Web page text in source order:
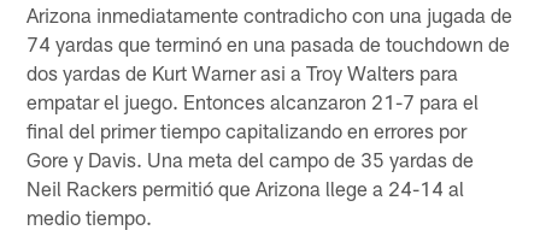
Arizona inmediatamente contradicho con una jugada de
74 yardas que terminó en una pasada de touchdown de
dos yardas de Kurt Warner asi a Troy Walters para
empatar el juego. Entonces alcanzaron 21-7 para el
final del primer tiempo capitalizando en errores por
Gore y Davis. Una meta del campo de 35 yardas de
Neil Rackers permitió que Arizona llege a 24-14 al
medio tiempo.